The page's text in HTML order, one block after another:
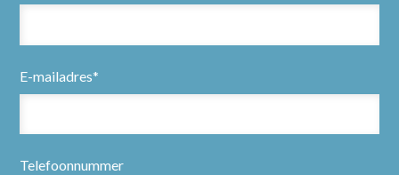
E-mailadres*
Telefoonnummer